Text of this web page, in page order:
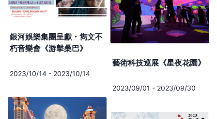
銀河娛樂集團呈獻・雋文不
朽音樂會《游擊桑巴》
2023/10/14 - 2023/10/14
藝術科技巡展《星夜花園》
2023/09/01 - 2023/09/30